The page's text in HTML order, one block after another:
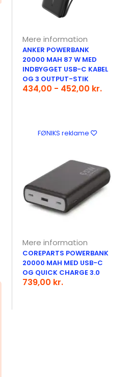
Mere information
ANKER POWERBANK
20000 MAH 87 W MED
INDBYGGET USB-C KABEL
OG 3 OUTPUT-STIK
434,00 - 452,00 kr.
FØNIKS reklame
Mere information
COREPARTS POWERBANK
20000 MAH MED USB-C
OG QUICK CHARGE 3.0
739,00 kr.